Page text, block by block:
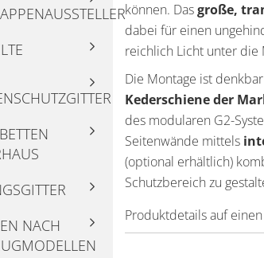
können. Dasgroße,
dabei für einen
reichlich Licht unter die
Die Montage ist
Kederschiene der
des modularen G2-
Seitenwände mittels
(optional erhältlich)
Schutzbereich zu
Produktdetails auf
NACH